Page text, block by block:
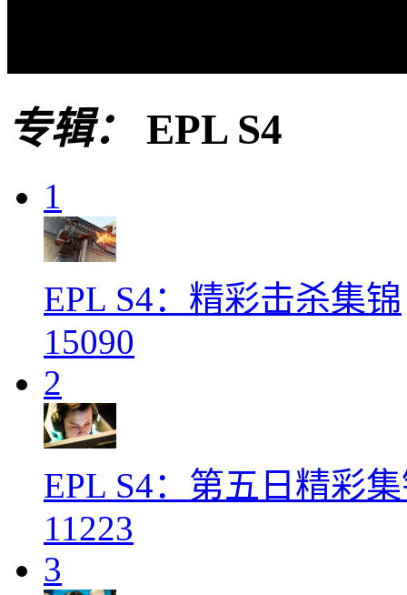
专辑： EPL S4
1
EPL S4：精彩击杀集锦
15090
2
EPL S4：第五日精彩
11223
3